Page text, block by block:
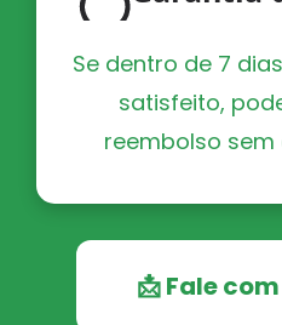
Se dentro de 7
satisfeito,
reembolso
📩 Fale